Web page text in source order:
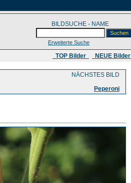
BILDSUCHE - NAME
Erweiterte Suche
​ TOP Bilder NEUE Bilder
NÄCHSTES BILD
Peperoni